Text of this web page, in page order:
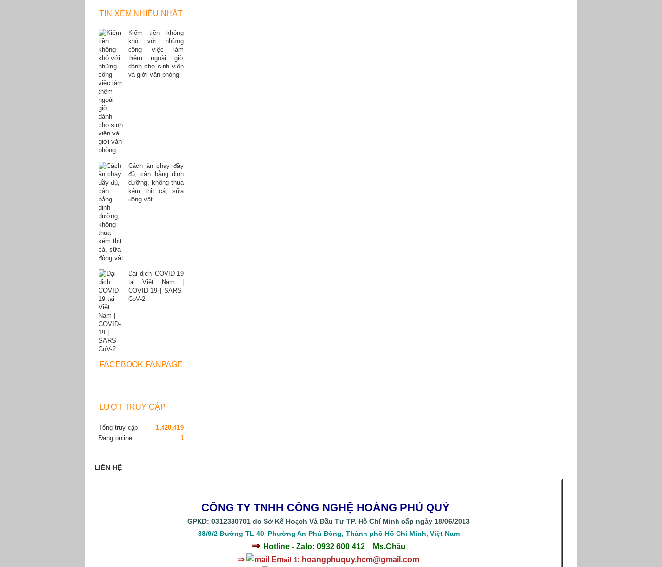
TIN XEM NHIỀU NHẤT
Kiếm tiền không
khó với những
công việc làm
thêm ngoài giờ
dành cho sinh viên
và giới văn phòng
Cách ăn chay đầy
đủ, cân bằng dinh
dưỡng, không thua
kém thịt cá, sữa
động vật
Đại dịch COVID-19
tại Việt Nam |
COVID-19 | SARS-
CoV-2
FACEBOOK FANPAGE
LƯỢT TRUY CẬP
Tổng truy cập
1,420,419
Đang online
1
LIÊN HỆ
CÔNG TY TNHH CÔNG NGHỆ HOÀNG PHÚ QUÝ
GPKD: 0312330701 do Sở Kế Hoạch Và Đầu Tư TP. Hồ Chí Minh cấp ngày 18/06/2013
88/9/2 Đường TL 40, Phường An Phú Đông, Thành phố Hồ Chí Minh, Việt Nam
⇒ Hotline - Zalo: 0932 600 412
Ms.Châu
⇒
Email 1: hoangphuquy.hcm@gmail.com